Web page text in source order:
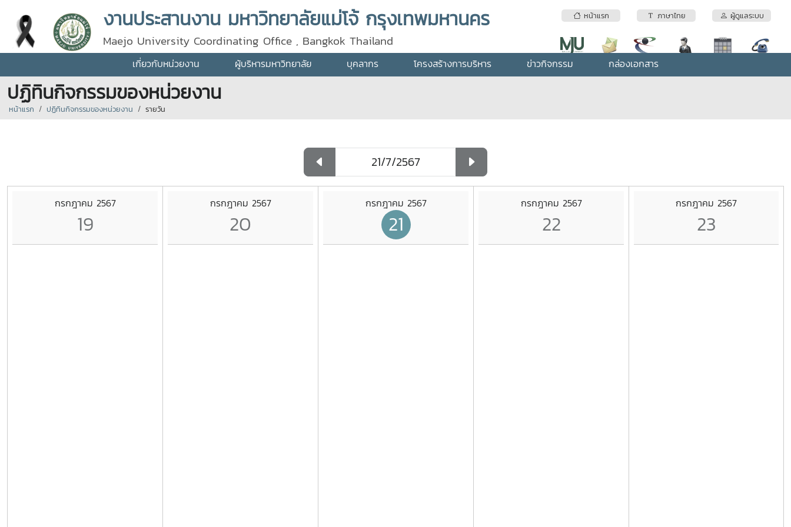
หน้าแรก ภาษาไทย ผู้ดูแลระบบ
งานประสานงาน มหาวิทยาลัยแม่โจ้ กรุงเทพมหานคร
Maejo University Coordinating Office , Bangkok Thailand
เกี่ยวกับหน่วยงาน ผู้บริหารมหาวิทยาลัย บุคลากร โครงสร้างการบริหาร ข่าวกิจกรรม กล่องเอกสาร
ปฏิทินกิจกรรมของหน่วยงาน
หน้าแรก ปฏิทินกิจกรรมของหน่วยงาน รายวัน
กรกฎาคม 2567
19
กรกฎาคม 2567
20
กรกฎาคม 2567
21
กรกฎาคม 2567
22
กรกฎาคม 2567
23